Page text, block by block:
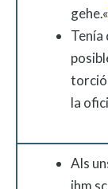
gehe.«
Tenía
torció
la
Als
ihm